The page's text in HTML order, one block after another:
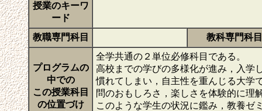
授業のキーワ
ード
教職専門科目
教科専門科目
プログラムの
中での
この授業科目
の位置づけ
全学共通の２単位必修科目である。
高校までの学びの多様化が進み，入学
慣れてしまい，自主性を重んじる大学
問のおもしろさ，楽しさを体験的に理
このような学生の状況に鑑み，教養ゼ